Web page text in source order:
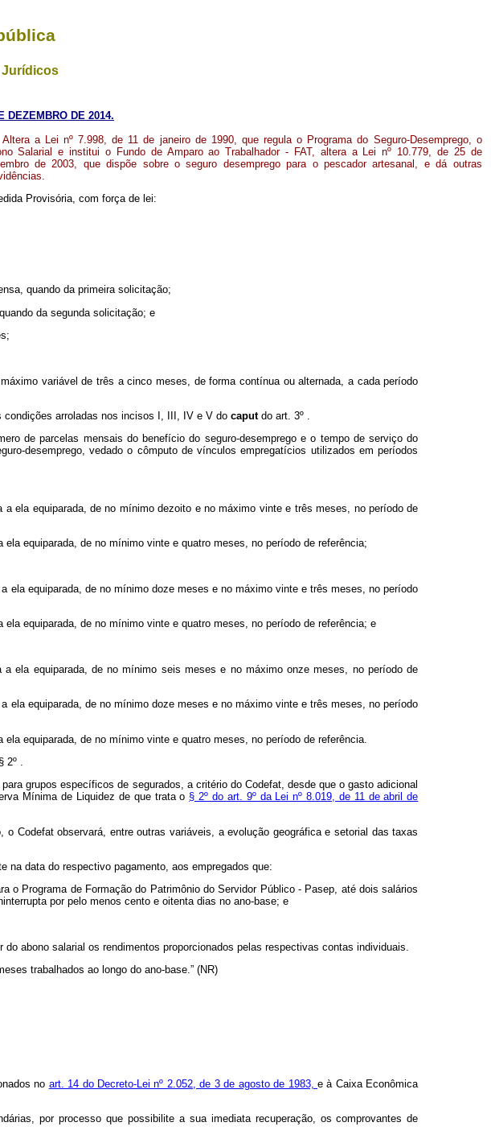
DEZEMBRO DE 2014.
Altera a Lei nº 7.998, de 11 de janeiro de 1990, que regula o Programa do Seguro-Desemprego, o
Salarial e institui o Fundo de Amparo ao Trabalhador - FAT, altera a Lei nº 10.779, de 25 de
de 2003, que dispõe sobre o seguro desemprego para o pescador artesanal, e dá outras
Provisória, com força de lei:
quando da primeira solicitação;
da segunda solicitação; e
variável de três a cinco meses, de forma contínua ou alternada, a cada período
condições arroladas nos incisos I, III, IV e V do caput do art. 3º .
de parcelas mensais do benefício do seguro-desemprego e o tempo de serviço do
desemprego, vedado o cômputo de vínculos empregatícios utilizados em períodos
ela equiparada, de no mínimo dezoito e no máximo vinte e três meses, no período de
equiparada, de no mínimo vinte e quatro meses, no período de referência;
equiparada, de no mínimo doze meses e no máximo vinte e três meses, no período
equiparada, de no mínimo vinte e quatro meses, no período de referência; e
ela equiparada, de no mínimo seis meses e no máximo onze meses, no período de
equiparada, de no mínimo doze meses e no máximo vinte e três meses, no período
equiparada, de no mínimo vinte e quatro meses, no período de referência.
.
grupos específicos de segurados, a critério do Codefat, desde que o gasto adicional
Mínima de Liquidez de que trata o § 2º do art. 9º da Lei nº 8.019, de 11 de abril de
Codefat observará, entre outras variáveis, a evolução geográfica e setorial das taxas
na data do respectivo pagamento, aos empregados que:
o Programa de Formação do Patrimônio do Servidor Público - Pasep, até dois salários
por pelo menos cento e oitenta dias no ano-base; e
abono salarial os rendimentos proporcionados pelas respectivas contas individuais.
trabalhados ao longo do ano-base.” (NR)
no art. 14 do Decreto-Lei nº 2.052, de 3 de agosto de 1983,e à Caixa Econômica
por processo que possibilite a sua imediata recuperação, os comprovantes de